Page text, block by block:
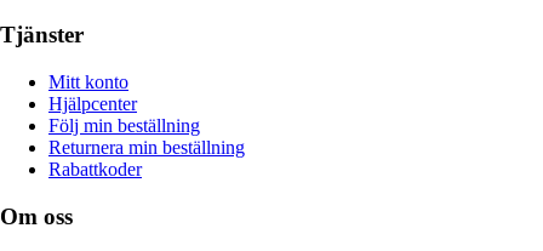
Tjänster
Mitt konto
Hjälpcenter
Följ min beställning
Returnera min beställning
Rabattkoder
Om oss